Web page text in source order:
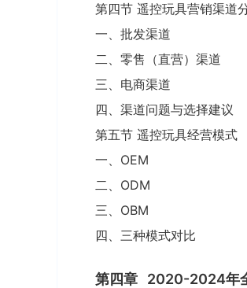
第四节 遥控玩具营销渠道
一、批发渠道
二、零售（直营）渠道
三、电商渠道
四、渠道问题与选择建议
第五节 遥控玩具经营模式
一、OEM
二、ODM
三、OBM
四、三种模式对比
第四章 2020-2024年